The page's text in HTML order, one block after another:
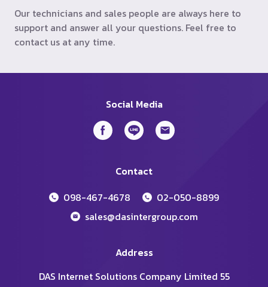
Our technicians and sales people are always here to
support and answer all your questions. Feel free to
contact us at any time.
Social Media
Contact
098-467-4678
02-050-8899
sales@dasintergroup.com
Address
DAS Internet Solutions Company Limited 55